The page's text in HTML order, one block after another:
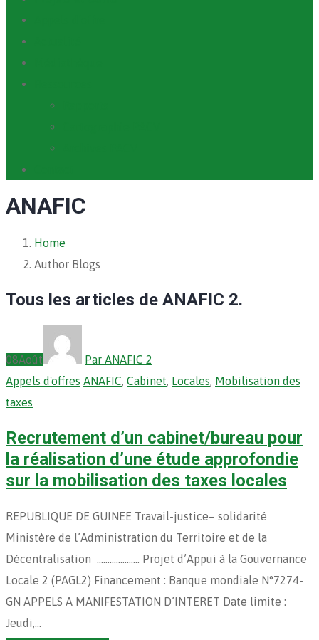
ANAFIC
Home
Author Blogs
Tous les articles de ANAFIC 2.
08Août
Par ANAFIC 2
Appels d'offres ANAFIC, Cabinet, Locales, Mobilisation des
taxes
Recrutement d’un cabinet/bureau pour
la réalisation d’une étude approfondie
sur la mobilisation des taxes locales
REPUBLIQUE DE GUINEE Travail-justice– solidarité
Ministère de l’Administration du Territoire et de la
Décentralisation ……………….. Projet d’Appui à la Gouvernance
Locale 2 (PAGL2) Financement : Banque mondiale N°7274-
GN APPELS A MANIFESTATION D’INTERET Date limite :
Jeudi,…